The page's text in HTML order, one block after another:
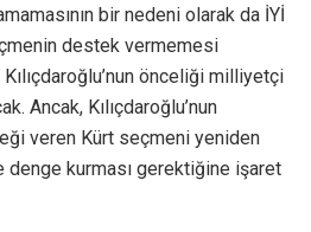
bir nedeni olarak da İYİ
destek vermemesi
önceliği milliyetçi
Ancak, Kılıçdaroğlu’nun
veren Kürt seçmeni yeniden
denge kurması gerektiğine işaret